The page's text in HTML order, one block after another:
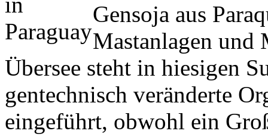
Gensoja aus
Mastanlagen und
Übersee steht in hiesigen
gentechnisch veränderte
eingeführt, obwohl ein